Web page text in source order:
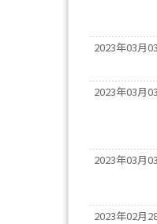
2023年03月
2023年03月
2023年03月
2023年02月